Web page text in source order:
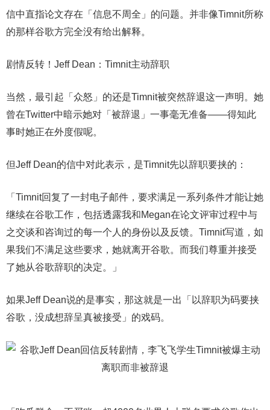
信中直指论文存在「信息不周全」的问题。并非像Timnit所称
的那样谷歌方完全没有给出解释。
剧情反转！Jeff Dean：Timnit主动辞职
当然，最引起「众怒」的还是Timnit被突然辞退这一声明。她
曾在Twitter中暗示她对「被辞退」一事毫无准备——得知此
事时她正在外度假呢。
但Jeff Dean的信中对此表示，是Timnit先以辞职要挟的：
「Timnit回复了一封电子邮件，要求满足一系列条件才能让她
继续在谷歌工作，包括透露我和Megan在论文评审过程中与
之交谈和咨询过的每一个人的身份以及反馈。Timnit写道，如
果我们不满足这些要求，她就离开谷歌。而我们尊重并接受
了她从谷歌辞职的决定。」
如果Jeff Dean说的是事实，那这就是一出「以辞职为码要挟
谷歌，没成想辞呈真被接受」的戏码。